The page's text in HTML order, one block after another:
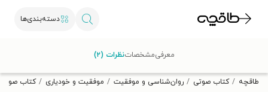
دسته‌بندی‌ها
تخفیف از طاقچه دریافت کن.
طاقچه کتاب صوتی روان‌شناسی و موفقیت موفقیت و خودیاری کتاب
معرفیمشخصاتنظرات (۲)